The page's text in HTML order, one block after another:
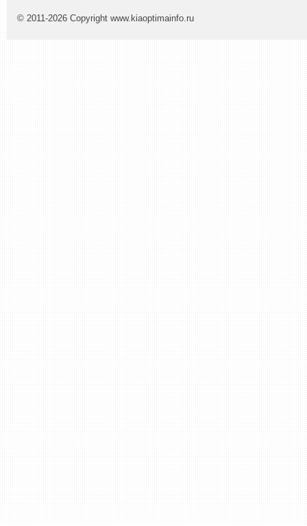
© 2011-2026 Copyright www.kiaoptimainfo.ru